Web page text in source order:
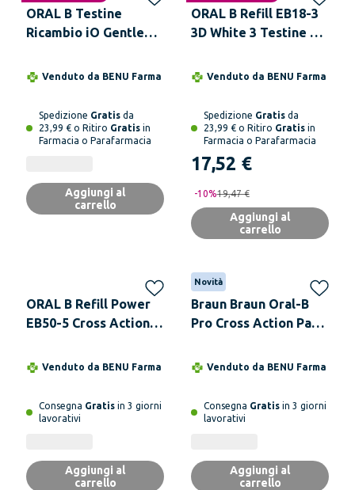
ORAL B Testine
Ricambio iO Gentle
Venduto da BENU Farma
Spedizione Gratis da
23,99 € o Ritiro Gratis in
Farmacia o Parafarmacia
Aggiungi al
carrello
ORAL B Refill EB18-3
3D White 3 Testine Di
Venduto da BENU Farma
Spedizione Gratis da
23,99 € o Ritiro Gratis in
Farmacia o Parafarmacia
17,52 €
-10%19,47 €
Aggiungi al
carrello
ORAL B Refill Power
EB50-5 Cross Action 5
Venduto da BENU Farma
Consegna Gratis in 3 giorni
lavorativi
Aggiungi al
carrello
Novità
Braun Braun Oral-B
Pro Cross Action Pack
cmVenduto da BENU Farma
Consegna Gratis in 3 giorni
lavorativi
Aggiungi al
carrello